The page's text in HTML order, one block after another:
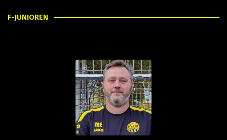
F-JUNIOREN